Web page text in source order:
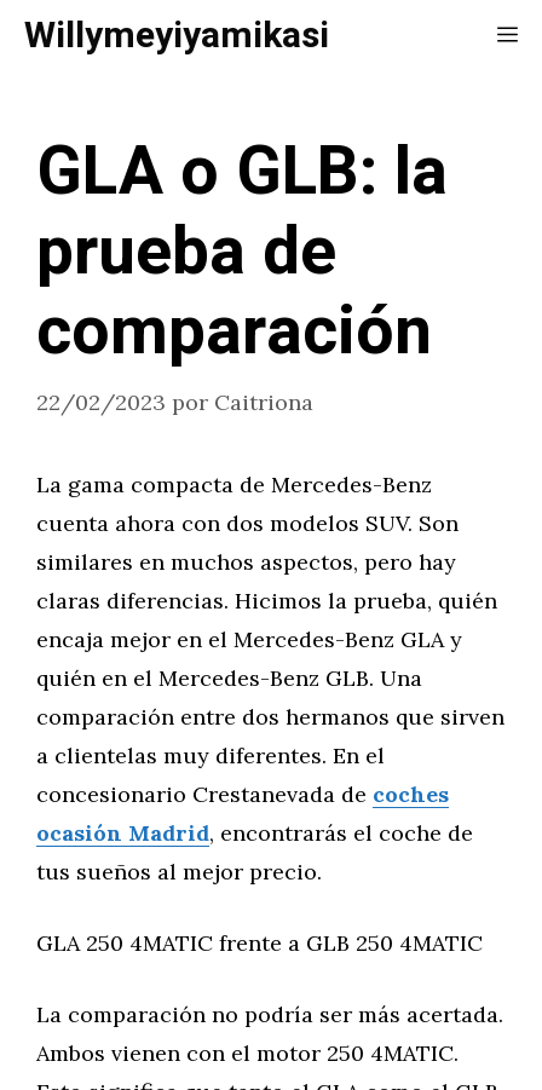
Saltar
Willymeyiyamikasi
GLA o GLB: la
prueba de
comparación
22/02/2023 por Caitriona
La gama compacta de Mercedes-Benz
cuenta ahora con dos modelos SUV. Son
similares en muchos aspectos, pero hay
claras diferencias. Hicimos la prueba, quién
encaja mejor en el Mercedes-Benz GLA y
quién en el Mercedes-Benz GLB. Una
comparación entre dos hermanos que sirven
a clientelas muy diferentes. En el
concesionario Crestanevada de coches
ocasión Madrid, encontrarás el coche de
tus sueños al mejor precio.
GLA 250 4MATIC frente a GLB 250 4MATIC
La comparación no podría ser más acertada.
Ambos vienen con el motor 250 4MATIC.